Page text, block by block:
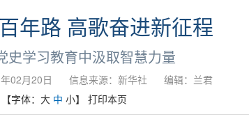
年路 高歌奋进新征程
学习教育中汲取智慧力量
02月20日 信息来源：新华社
编辑：兰君
【字体： 大 中 小】 打印本页